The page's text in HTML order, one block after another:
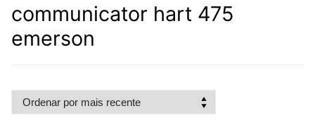
communicator hart 475
emerson